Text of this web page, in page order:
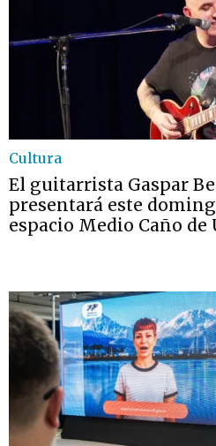
Cultura
El guitarrista Gaspar
presentará este
espacio Medio Caño de